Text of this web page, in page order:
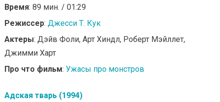
Время: 89 мин. / 01:29
Режиссер: Джесси Т. Кук
Актеры: Дэйв Фоли, Арт Хиндл, Роберт Мэйллет,
Джимми Харт
Про что фильм: Ужасы про монстров
Адская тварь (1994)